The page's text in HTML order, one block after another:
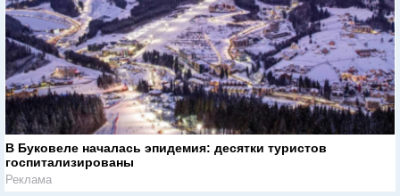
В Буковеле началась эпидемия: десятки туристов
госпитализированы
Реклама